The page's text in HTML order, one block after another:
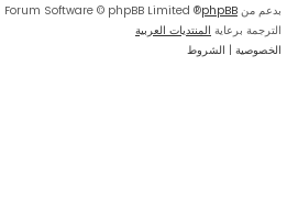
بدعم من phpBB
® Forum Software © phpBB Limited
الترجمة برعاية المنتديات العربية
الخصوصية | الشروط